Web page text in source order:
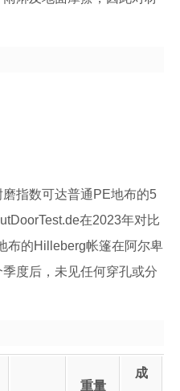
指数可达普通PE地布的5
在2023年对比
布的Hilleberg帐篷在阿尔卑
度后，未见任何穿孔或分
重量
成